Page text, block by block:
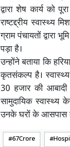
द्वारा शेष कार्य को
राष्टद्द्रीय
ग्राम पंचायतों द्वारा
पड़ा है।
उन्होंने बताया कि
कृतसंकल्प है।
30 हजार की
सामुदायिक स्वास्थ्य
उनके घरों के आसपास
67Crore